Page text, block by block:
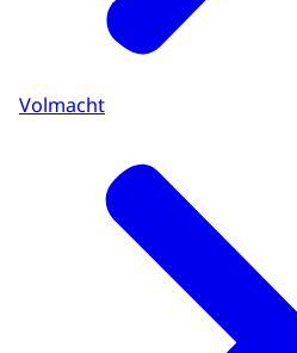
Volmacht